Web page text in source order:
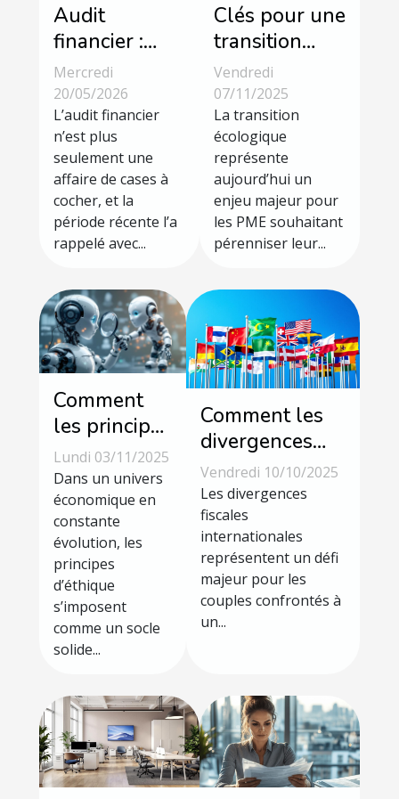
Audit
financier :
pourquoi
l’humain
reste
l’élément
déterminant
Mercredi
20/05/2026
L’audit financier
n’est plus
seulement une
affaire de cases à
cocher, et la
période récente l’a
rappelé avec...
Clés pour une
transition
écologique
réussie dans
les PME
Vendredi
07/11/2025
La transition
écologique
représente
aujourd’hui un
enjeu majeur pour
les PME souhaitant
pérenniser leur...
Comment
les principes
d'éthique
renforcent
la gestion
d'entreprise
?
Lundi 03/11/2025
Dans un univers
économique en
constante
évolution, les
principes
d’éthique
s’imposent
comme un socle
solide...
Comment les
divergences
fiscales
internationales
influencent-
elles les
divorces
transfrontaliers
?
Vendredi 10/10/2025
Les divergences
fiscales
internationales
représentent un défi
majeur pour les
couples confrontés à
un...